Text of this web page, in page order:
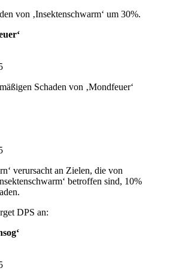
von ‚Insektenschwarm‘ um 30%.
Schaden von ‚Mondfeuer‘
verursacht an Zielen, die von
betroffen sind, 10%
DPS an: